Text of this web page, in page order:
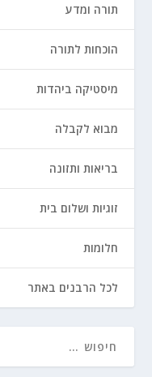
תורה ומדע
הוכחות לתורה
מיסטיקה ביהדות
מבוא לקבלה
בריאות ותזונה
זוגיות ושלום בית
חלומות
לכל הרבנים באתר